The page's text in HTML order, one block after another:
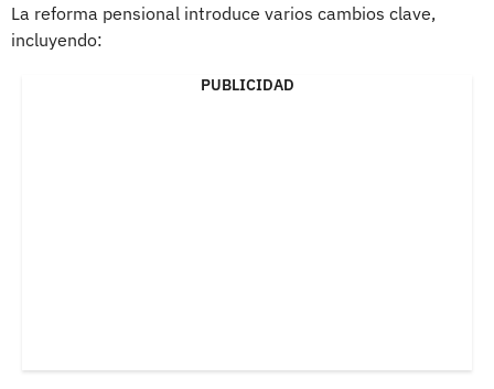
La reforma pensional introduce varios cambios clave,
incluyendo:
PUBLICIDAD